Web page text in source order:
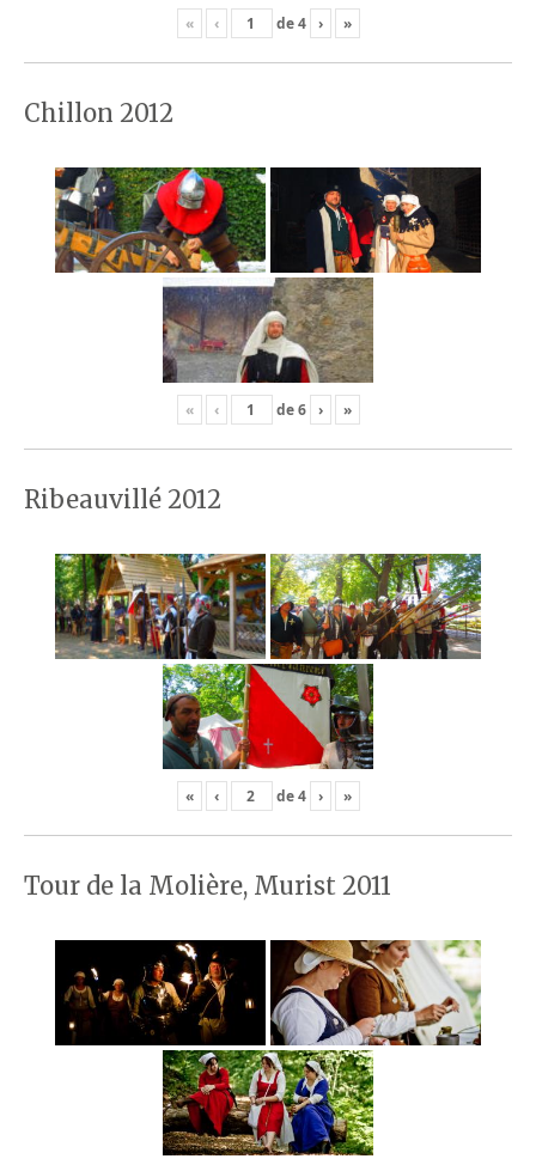
« ‹ de4 › »
Chillon 2012
« ‹ de6 › »
Ribeauvillé 2012
« ‹ de4 › »
Tour de la Molière, Murist 2011